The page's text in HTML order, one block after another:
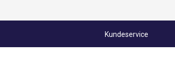
Kundeservice